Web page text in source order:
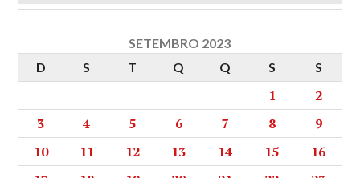
SETEMBRO 2023
D
S T Q Q S S
1
2
3
4 5 6 7 8
9
10
11 12 13 14 15
16